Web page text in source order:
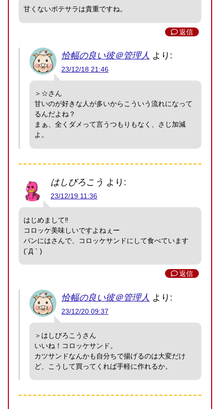
甘くないポテサラは貴重ですね。
返信
恰幅の良い彼＠管理人 より:
23/12/18 21:46
＞☆さん
甘いのが好きな人が多いからこういう流れになって
るんだよね？
まぁ、全くダメって言うつもりもなく、さじ加減
よ。
はしびろこう より:
23/12/19 11:36
はじめまして‼️
コロッケ美味しいですよねぇー
パンにはさんで、コロッケサンドにして食べています
(´Д｀)
返信
恰幅の良い彼＠管理人 より:
23/12/20 09:37
＞はしびろこうさん
いいね！コロッケサンド。
カツサンドなんかも自分ちで揚げるのは大変だけ
ど、こうして買ってくれば手軽に作れるか。